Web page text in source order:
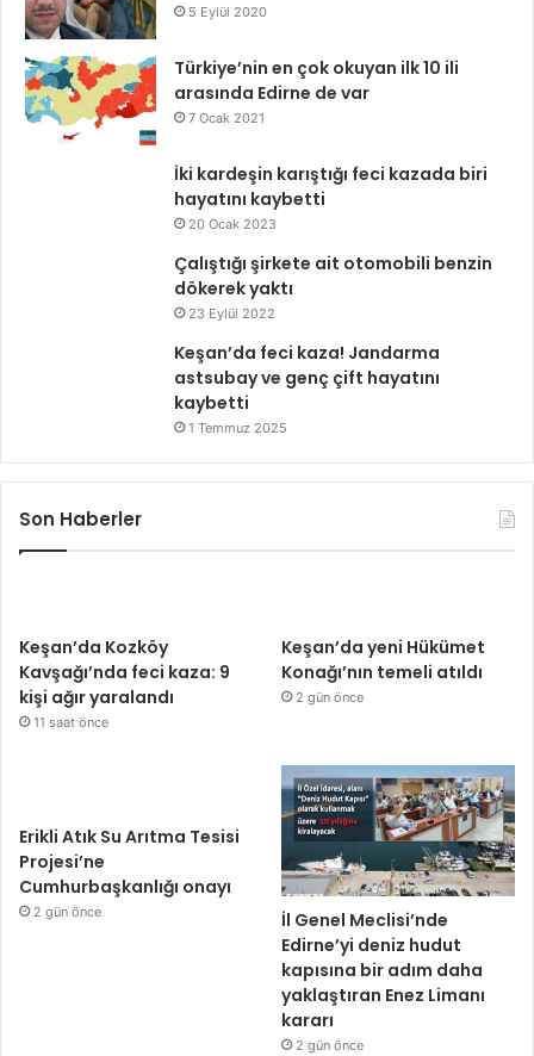
5 Eylül 2020
Türkiye’nin en çok okuyan ilk 10 ili
arasında Edirne de var
7 Ocak 2021
İki kardeşin karıştığı feci kazada biri
hayatını kaybetti
20 Ocak 2023
Çalıştığı şirkete ait otomobili benzin
dökerek yaktı
23 Eylül 2022
Keşan’da feci kaza! Jandarma
astsubay ve genç çift hayatını
kaybetti
1 Temmuz 2025
Son Haberler
Keşan’da Kozköy
Kavşağı’nda feci kaza: 9
kişi ağır yaralandı
11 saat önce
Keşan’da yeni Hükümet
Konağı’nın temeli atıldı
2 gün önce
Erikli Atık Su Arıtma Tesisi
Projesi’ne
Cumhurbaşkanlığı onayı
2 gün önce
İl Genel Meclisi’nde
Edirne’yi deniz hudut
kapısına bir adım daha
yaklaştıran Enez Limanı
kararı
2 gün önce